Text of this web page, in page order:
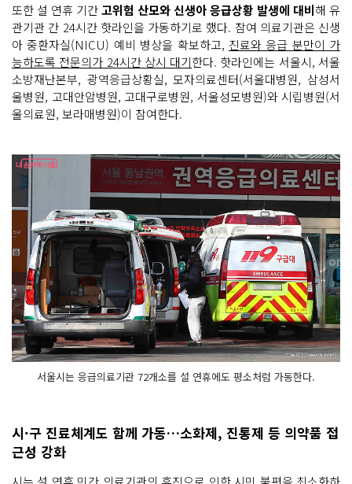
또한 설 연휴 기간고위험 산모와 신생아 응급상황 발생에 대비해 유
관기관 간 24시간 핫라인을 가동하기로 했다. 참여 의료기관은 신생
아 중환자실(NICU) 예비 병상을 확보하고, 진료와 응급 분만이 가
능하도록 전문의가 24시간 상시 대기한다. 핫라인에는 서울시, 서울
소방재난본부, 광역응급상황실, 모자의료센터(서울대병원, 삼성서
울병원, 고대안암병원, 고대구로병원, 서울성모병원)와 시립병원(서
울의료원, 보라매병원)이 참여한다.
서울시는 응급의료기관 72개소를 설 연휴에도 평소처럼 가동한다.
시·구 진료체계도 함께 가동…소화제, 진통제 등 의약품 접
근성 강화